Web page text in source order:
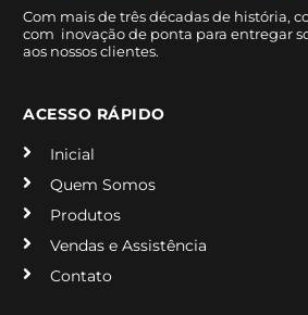
Com mais de três décadas de história,
com inovação de ponta para entregar
aos nossos clientes.
ACESSO RÁPIDO
Inicial
Quem Somos
Produtos
Vendas e Assistência
Contato